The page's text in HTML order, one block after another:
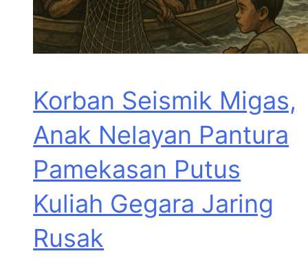
Korban Seismik Migas,
Anak Nelayan Pantura
Pamekasan Putus
Kuliah Gegara Jaring
Rusak